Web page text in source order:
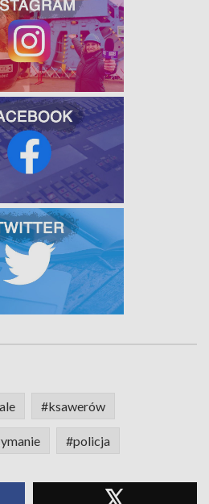
#ksawerów
#policja